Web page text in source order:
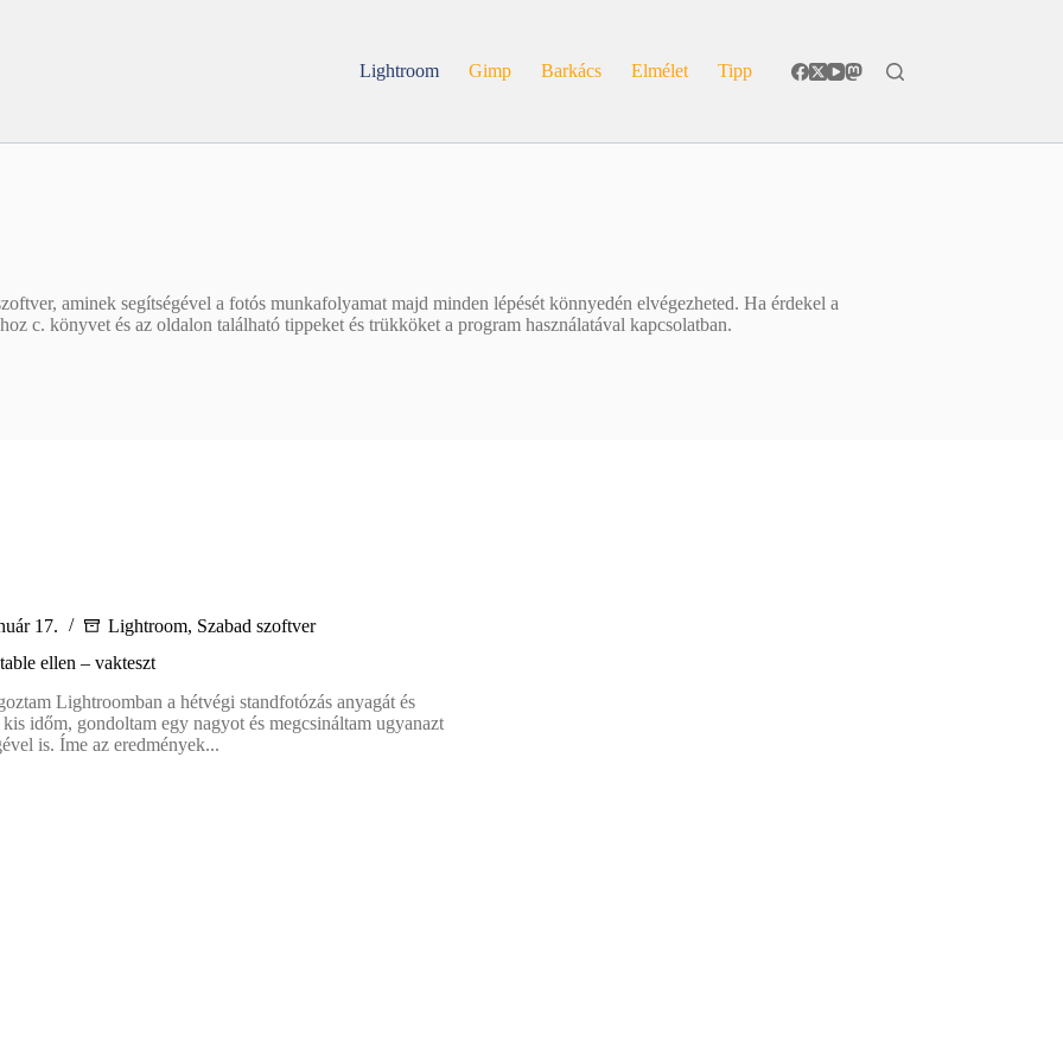
Lightroom
Gimp Barkács Elmélet Tipp
aminek segítségével a fotós munkafolyamat majd minden lépését könnyedén elvégezheted. Ha érdekel a
c. könyvet és az oldalon található tippeket és trükköket a program használatával kapcsolatban.
17. Lightroom, Szabad szoftver
ellen – vakteszt
Lightroomban a hétvégi standfotózás anyagát és
időm, gondoltam egy nagyot és megcsináltam ugyanazt
is. Íme az eredmények...